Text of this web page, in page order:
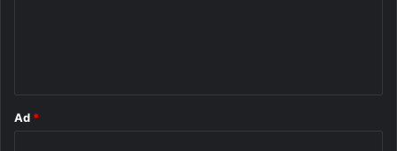
Ad *